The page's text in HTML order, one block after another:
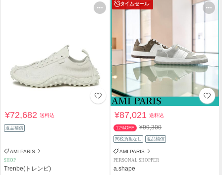
¥72,682送料込
返品補償
AMI PARIS
SHOP
Trenbe(トレンビ)
タイムセール
¥87,021送料込
12%OFF ¥99,300
関税負担なし 返品補償
AMI PARIS
PERSONAL SHOPPER
a.shape